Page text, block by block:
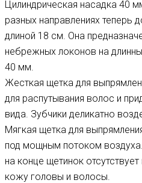
Цилиндрическая насадка 40
разных направлениях теперь
длиной 18 см. Она
небрежных локонов на
40 мм.
Жесткая щетка для
для распутывания волос и
вида. Зубчики деликатно
Мягкая щетка для
под мощным потоком
на конце щетинок
кожу головы и волосы.